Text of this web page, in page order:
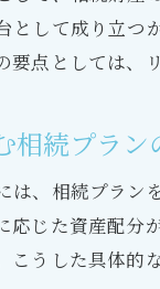
として成り立つ
要点としては、
相続プラン
は、相続プラン
応じた資産配分
こうした具体的